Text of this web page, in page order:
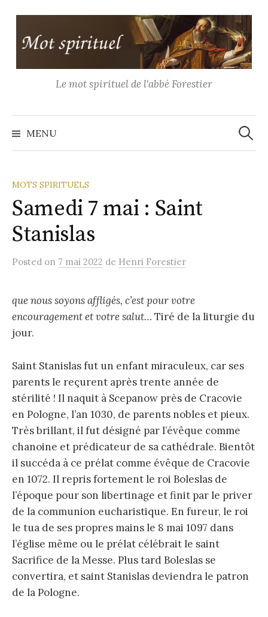
contenu
Le mot spirituel de l'abbé Forestier
MENU
MOTS SPIRITUELS
Samedi 7 mai : Saint
Stanislas
Posted on 7 mai 2022 de Henri Forestier
que nous soyons affligés, c’est pour votre
encouragement et votre salut… Tiré de la liturgie du
jour.
Saint Stanislas fut un enfant miraculeux, car ses
parents le reçurent après trente année de
stérilité ! Il naquit à Scepanow près de Cracovie
en Pologne, l’an 1030, de parents nobles et pieux.
Très brillant, il fut désigné par l’évêque comme
chanoine et prédicateur de sa cathédrale. Bientôt
il succéda à ce prélat comme évêque de Cracovie
en 1072. Il repris fortement le roi Boleslas de
l’époque pour son libertinage et finit par le priver
de la communion eucharistique. En fureur, le roi
le tua de ses propres mains le 8 mai 1097 dans
l’église même ou le prélat célébrait le saint
Sacrifice de la Messe. Plus tard Boleslas se
convertira, et saint Stanislas deviendra le patron
de la Pologne.